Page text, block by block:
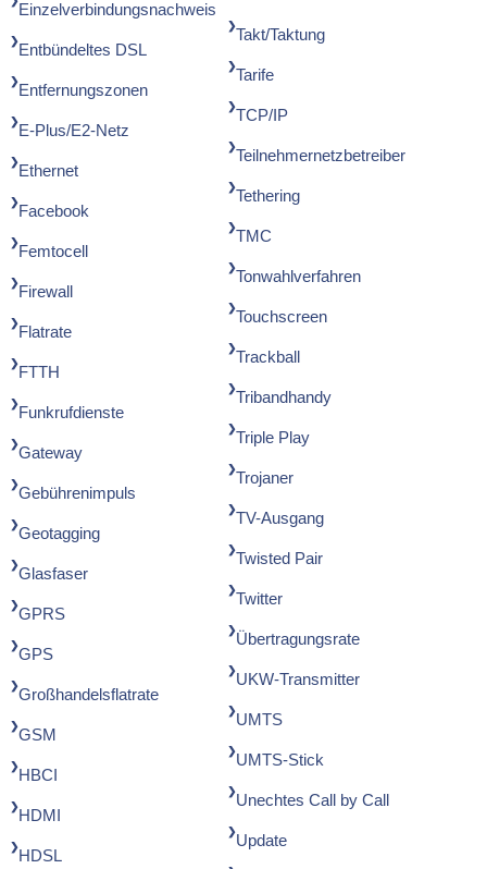
Einzelverbindungsnachweis
Entbündeltes DSL
Entfernungszonen
E-Plus/E2-Netz
Ethernet
Facebook
Femtocell
Firewall
Flatrate
FTTH
Funkrufdienste
Gateway
Gebührenimpuls
Geotagging
Glasfaser
GPRS
GPS
Großhandelsflatrate
GSM
HBCI
HDMI
HDSL
Takt/Taktung
Tarife
TCP/IP
Teilnehmernetzbetreiber
Tethering
TMC
Tonwahlverfahren
Touchscreen
Trackball
Tribandhandy
Triple Play
Trojaner
TV-Ausgang
Twisted Pair
Twitter
Übertragungsrate
UKW-Transmitter
UMTS
UMTS-Stick
Unechtes Call by Call
Update